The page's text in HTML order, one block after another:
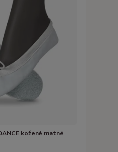
kožené matné